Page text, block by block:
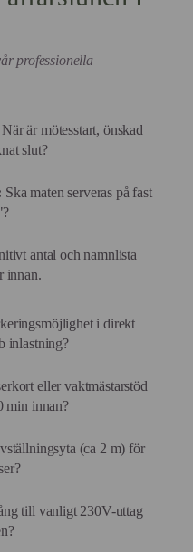
professionella
När är mötesstart, önskad
slut?
Ska maten serveras på fast
antal och namnlista
innan.
i direkt
inlastning?
eller vaktmästarstöd
min innan?
(ca 2 m) för
till vanligt 230V-uttag